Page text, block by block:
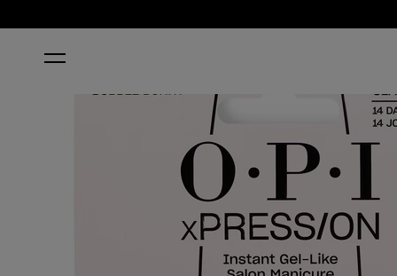
OPI’M A BUBBLE BUNNY